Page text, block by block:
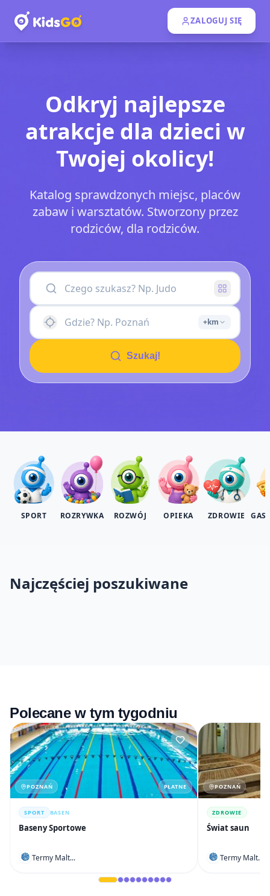
ZALOGUJ SIĘ
Odkryj najlepsze
atrakcje dla dzieci w
Twojej okolicy!
Katalog sprawdzonych miejsc, placów
zabaw i warsztatów. Stworzony przez
rodziców, dla rodziców.
+km
Szukaj!
SPORT ROZRYWKA ROZWÓJ OPIEKA ZDROWIE
Najczęściej poszukiwane
MIEJSCA
WYDARZENIA
ZAJĘCIA
Polecane w tym tygodniu
POZNAŃ PŁATNE
SPORT BASEN
Baseny Sportowe
Termy Malt...
POZNAŃ
ZDROWIE
Świat saun
Termy Malt...